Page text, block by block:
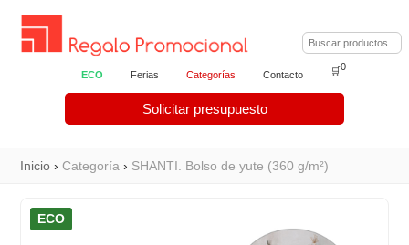
ECO Ferias Categorías Contacto
Solicitar presupuesto
🛒0
Inicio ›Categoría › SHANTI. Bolso de yute (360 g/m²)
ECO